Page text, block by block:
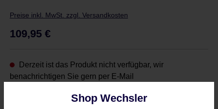
Preise inkl. MwSt. zzgl. Versandkosten
Regulärer Preis:
109,95 €
Derzeit ist das Produkt nicht verfügbar, wir
benachrichtigen Sie gern per E-Mail
Shop Wechsler